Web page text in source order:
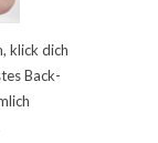
klick dich
Back-